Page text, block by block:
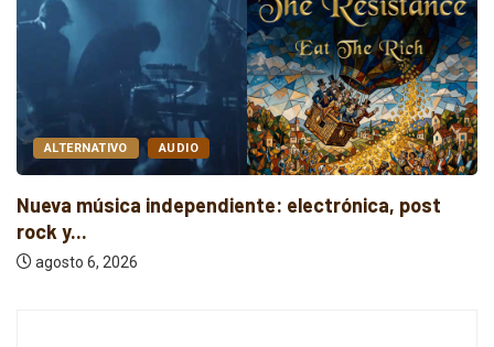
ALTERNATIVO AUDIO
Nueva música independiente: electrónica, post
rock y...
agosto 6, 2026